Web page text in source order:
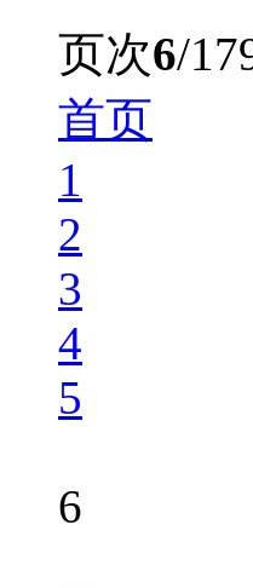
页次6/
首页
1
2
3
4
5
6